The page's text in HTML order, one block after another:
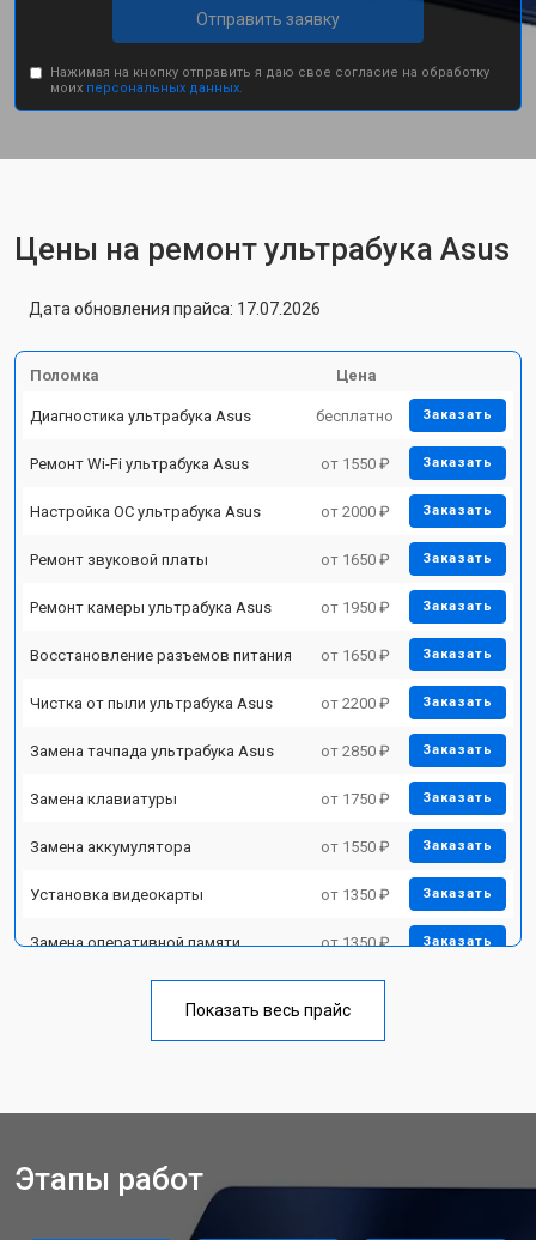
Отправить заявку
Нажимая на кнопку отправить я даю свое согласие на обработку
моих персональных данных.
Цены на ремонт ультрабука Asus
Дата обновления прайса: 17.07.2026
Поломка Цена
Диагностика ультрабука Asus бесплатно Заказать
Ремонт Wi-Fi ультрабука Asus от 1550 ₽ Заказать
Настройка ОС ультрабука Asus от 2000 ₽ Заказать
Ремонт звуковой платы от 1650 ₽ Заказать
Ремонт камеры ультрабука Asus от 1950 ₽ Заказать
Восстановление разъемов питания от 1650 ₽ Заказать
Чистка от пыли ультрабука Asus от 2200 ₽ Заказать
Замена тачпада ультрабука Asus от 2850 ₽ Заказать
Замена клавиатуры от 1750 ₽ Заказать
Замена аккумулятора от 1550 ₽ Заказать
Установка видеокарты от 1350 ₽ Заказать
Замена оперативной памяти от 1350 ₽ Заказать
Замена USB порта от 1850 ₽
Замена материнской платы
Замена жесткого диска HDD/SSD
Показать весь прайс
Этапы работ